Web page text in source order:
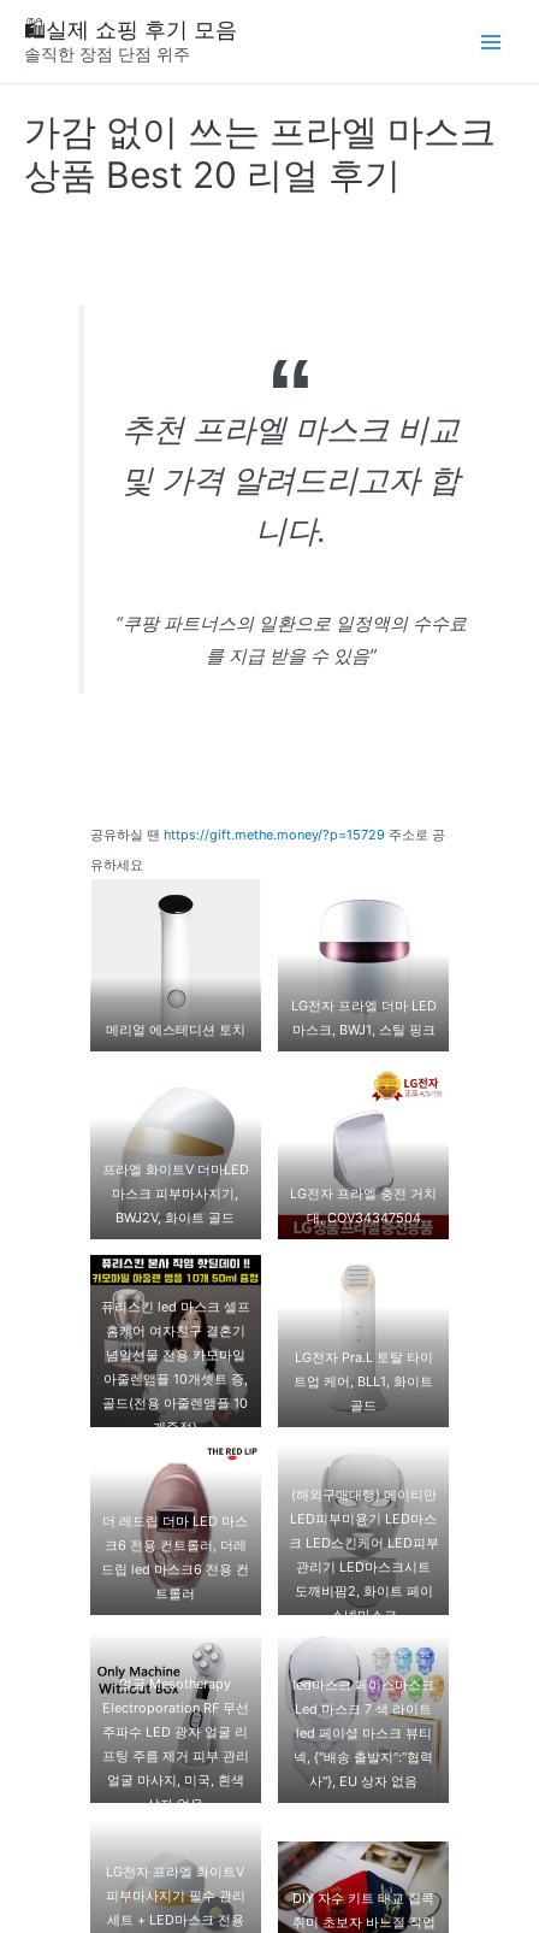
🛍️실제 쇼핑 후기 모음
솔직한 장점 단점 위주
가감 없이 쓰는 프라엘 마스크
상품 Best 20 리얼 후기
추천 프라엘 마스크 비교
및 가격 알려드리고자 합
니다.
“쿠팡 파트너스의 일환으로 일정액의 수수료
를 지급 받을 수 있음”
공유하실 땐 https://gift.methe.money/?p=15729 주소로 공
유하세요
메리얼 에스테디션 토치
LG전자 프라엘 더마 LED
마스크, BWJ1, 스틸 핑크
프라엘 화이트V 더마LED
마스크 피부마사지기,
BWJ2V, 화이트 골드
LG전자 프라엘 충전 거치
대, COV34347504
퓨리스킨 led 마스크 셀프
홈케어 여자친구 결혼기
념일선물 전용 카모마일
아줄렌앰플 10개셋트 증,
골드(전용 아줄렌앰플 10
개증정)
LG전자 Pra.L 토탈 타이
트업 케어, BLL1, 화이트
골드
더 레드립 더마 LED 마스
크6 전용 컨트롤러, 더레
드립 led 마스크6 전용 컨
트롤러
(해외구매대행) 메이티만
LED피부미용기 LED마스
크 LED스킨케어 LED피부
관리기 LED마스크시트
도깨비팜2, 화이트 페이
스넥마스크
얼굴 Mesotherapy
Electroporation RF 무선
주파수 LED 광자 얼굴 리
프팅 주름 제거 피부 관리
얼굴 마사지, 미국, 흰색
상자 없음
led마스크 페이스마스크
Led 마스크 7 색 라이트
led 페이셜 마스크 뷰티
넥, {″배송 출발지″:″협력
사″}, EU 상자 없음
LG전자 프라엘 화이트V
피부마사지기 필수 관리
세트 + LED마스크 전용
DIY 자수 키트 태교 집콕
취미 초보자 바느질 작업